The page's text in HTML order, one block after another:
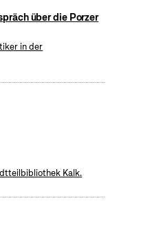
über die Porzer
in der
Kalk.